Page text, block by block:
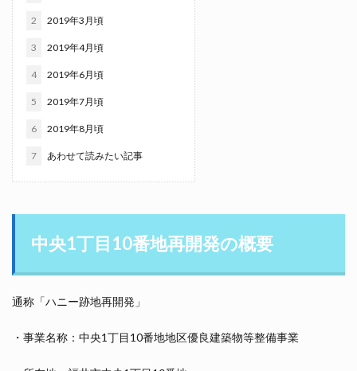
2 2019年3月頃
3 2019年4月頃
4 2019年6月頃
5 2019年7月頃
6 2019年8月頃
7 あわせて読みたい記事
中央1丁目10番地再開発の概要
通称「ハニー跡地再開発」
・事業名称：中央1丁目10番地地区優良建築物等整備事業